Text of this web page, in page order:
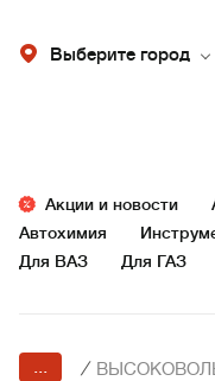
Выберите город
Акции и новости
Автохимия
Для ВАЗ
Для ГАЗ
... /